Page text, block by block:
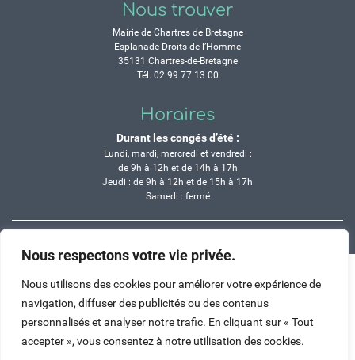
Nous respectons votre vie privée.
Nous utilisons des cookies pour améliorer votre expérience de
navigation, diffuser des publicités ou des contenus
personnalisés et analyser notre trafic. En cliquant sur « Tout
accepter », vous consentez à notre utilisation des cookies.
Nous trouver
Mairie de Chartres de Bretagne
Esplanade Droits de l’Homme
35131 Chartres-de-Bretagne
Tél. 02 99 77 13 00
Horaires
Durant les congés d’été :
Lundi, mardi, mercredi et vendredi :
de 9h à 12h et de 14h à 17h
Jeudi : de 9h à 12h et de 15h à 17h
Samedi : fermé
Haut de page